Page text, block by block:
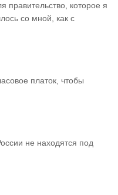
правительство, которое я
со мной, как с
платок, чтобы
не находятся под